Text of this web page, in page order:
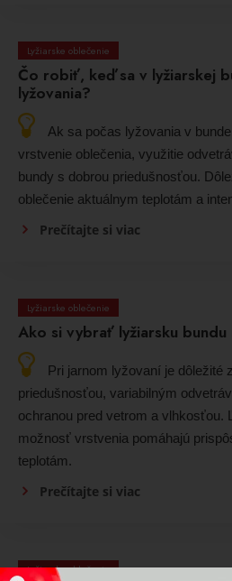
Lyžiarske oblečenie
Čo robiť, keď sa v lyžiarskej
lyžovania?
Ak sa počas lyžovania v
vrstvenie oblečenia, využitie
bundy s dobrou priedušnosťou.
oblečenie aktuálnym teplotám a
Prečítajte si viac
Lyžiarske oblečenie
Ako si vybrať lyžiarsku bundu
Pri jarnom lyžovaní je dôležité
priedušnosťou, variabilným
ochranou pred vetrom a vlhkosťou.
možnosť vrstvenia pomáhajú
teplotám.
Prečítajte si viac
Lyžiarske oblečenie